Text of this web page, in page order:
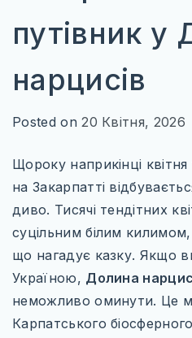
ПІВНІЧНА ЄВРОПА
ВЕЛИКА
ШВЕЦІЯ
СХІДНА ЄВРОПА
ПОЛЬЩА
РУМУНІЯ
УГОРЩИНА
путівник у
нарцисів
Posted on20 Квітня, 2026
Щороку наприкінці
на Закарпатті
диво. Тисячі тендітних
суцільним білим
що нагадує казку. Якщо
Україною, Долина
неможливо оминути. Це
Карпатського